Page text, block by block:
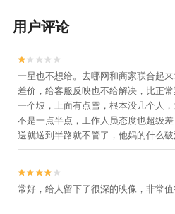
用户评论


一星也不想给。去哪网和商家联合起
差价，给客服反映也不给解决，比正
一个坡，上面有点雪，根本没几个人
不是一点半点，工作人员态度也超级
送就送到半路就不管了，他妈的什么


常好，给人留下了很深的映像，非常